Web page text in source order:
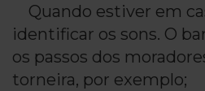
Quando estiver em
identificar os sons. O
os passos dos
torneira, por exemplo;